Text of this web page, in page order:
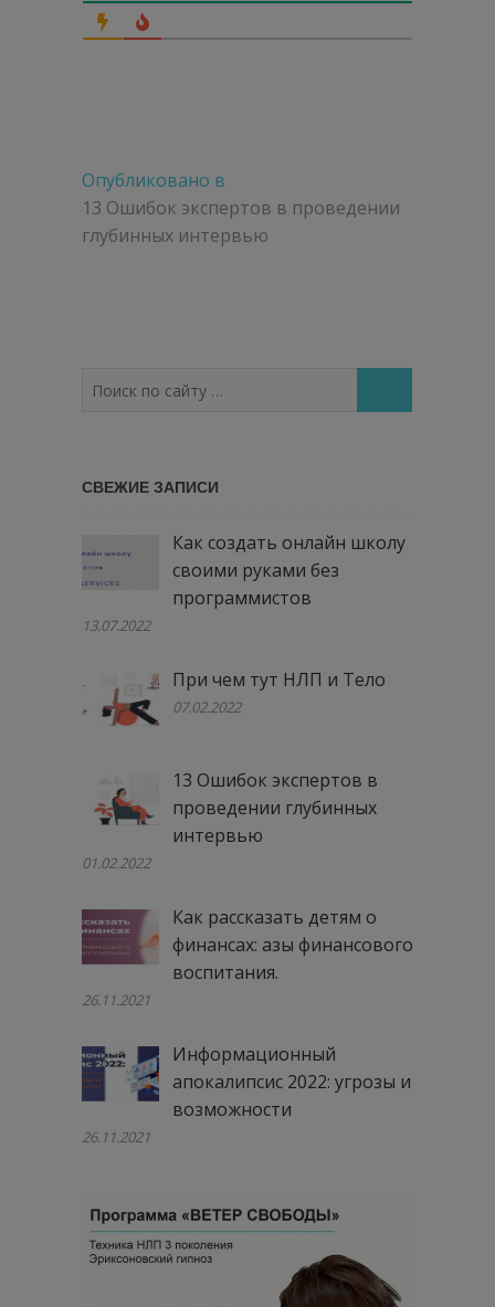
Навигация
по
записям
Опубликовано в
13 Ошибок экспертов в проведении
глубинных интервью
по
СВЕЖИЕ ЗАПИСИ
Как создать онлайн школу
своими руками без
программистов
13.07.2022
При чем тут НЛП и Тело
07.02.2022
13 Ошибок экспертов в
проведении глубинных
интервью
01.02.2022
Как рассказать детям о
финансах: азы финансового
воспитания.
26.11.2021
Информационный
апокалипсис 2022: угрозы и
возможности
26.11.2021